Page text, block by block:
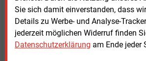
Sie sich damit einverstanden, dass
Details zu Werbe- und Analyse-
jederzeit möglichen Widerruf finden
Datenschutzerklärung am Ende jeder
prognostiziert wird und von der 65
erneuerbare Energien erzeugt
ausreichen werden.“